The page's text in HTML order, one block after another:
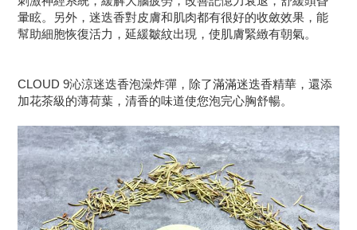
暈眩。另外 ，迷迭香對皮膚和肌肉都有很好的收斂效果，能
幫助細胞恢復活力，延緩皺紋出現，使肌膚緊緻有朝氣。
CLOUD 9沁涼迷迭香泡澡炸彈 ，除了滿滿迷迭香精華，還添
加花茶級的薄荷葉，清香的味道使您泡完心胸舒暢。